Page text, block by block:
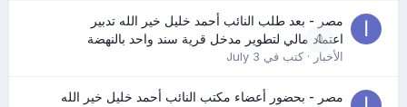
0
مصر - بعد طلب النائب أحمد خليل خير الله تدبير
اعتماد مالي لتطوير مدخل قرية سند واحد بالنهضة
الأخبار· كتب في July 3
مصر - بحضور أعضاء مكتب النائب أحمد خليل خير الله